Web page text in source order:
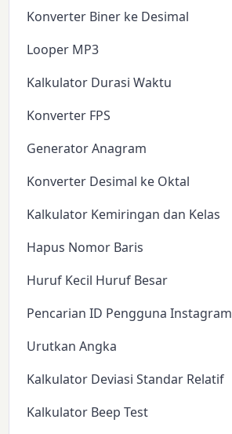
Konverter Biner ke Desimal
Looper MP3
Kalkulator Durasi Waktu
Konverter FPS
Generator Anagram
Konverter Desimal ke Oktal
Kalkulator Kemiringan dan Kelas
Hapus Nomor Baris
Huruf Kecil Huruf Besar
Pencarian ID Pengguna Instagram
Urutkan Angka
Kalkulator Deviasi Standar Relatif
Kalkulator Beep Test